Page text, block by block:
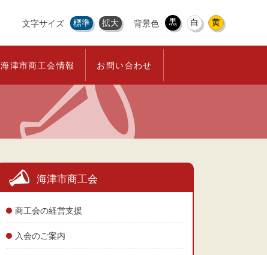
文字サイズ 標準 拡大 背景色 黒 白 黄
海津市商工会情報 お問い合わせ
海津市商工会
商工会の経営支援
入会のご案内